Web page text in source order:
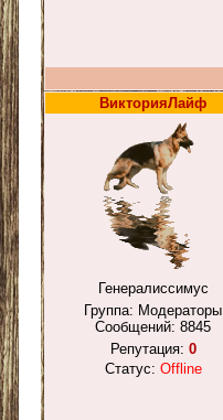
ВикторияЛайф
Генералиссимус
Группа: Модераторы
Сообщений: 8845
Репутация: 0
Статус: Offline